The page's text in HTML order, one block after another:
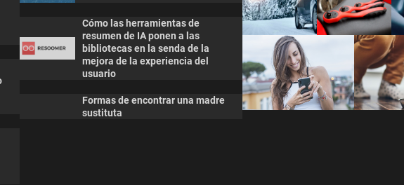
Cómo las herramientas de
resumen de IA ponen a las
bibliotecas en la senda de la
mejora de la experiencia del
usuario
Formas de encontrar una madre
sustituta